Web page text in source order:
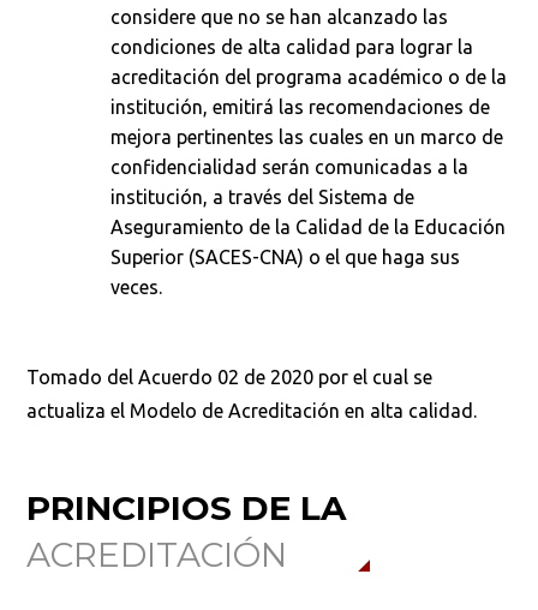
considere que no se han alcanzado las
condiciones de alta calidad para lograr la
acreditación del progra­ma académico o de la
institución, emitirá las recomendaciones de
mejora pertinentes las cuales en un marco de
confidencialidad se­rán comunicadas a la
institución, a través del Sistema de
Aseguramiento de la Calidad de la Educación
Superior (SACES-CNA) o el que haga sus
veces.
Tomado del Acuerdo 02 de 2020 por el cual se
actualiza el Modelo de Acreditación en alta calidad.
PRINCIPIOS DE LA
ACREDITACIÓN